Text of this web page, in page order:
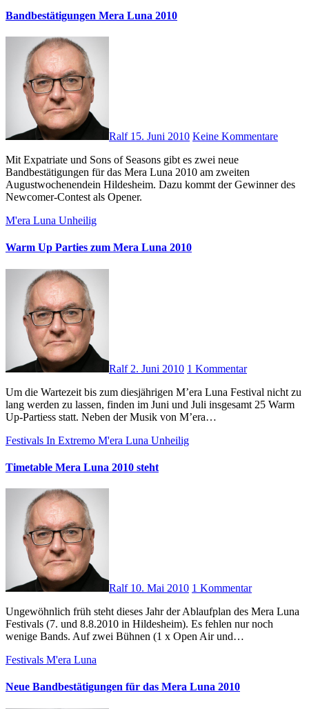
Bandbestätigungen Mera Luna 2010
Ralf 15. Juni 2010 Keine Kommentare
Mit Expatriate und Sons of Seasons gibt es zwei neue
Bandbestätigungen für das Mera Luna 2010 am zweiten
Augustwochenendein Hildesheim. Dazu kommt der Gewinner des
Newcomer-Contest als Opener.
M'era Luna Unheilig
Warm Up Parties zum Mera Luna 2010
Ralf 2. Juni 2010 1 Kommentar
Um die Wartezeit bis zum diesjährigen M’era Luna Festival nicht zu
lang werden zu lassen, finden im Juni und Juli insgesamt 25 Warm
Up-Partiess statt. Neben der Musik von M’era…
Festivals In Extremo M'era Luna Unheilig
Timetable Mera Luna 2010 steht
Ralf 10. Mai 2010 1 Kommentar
Ungewöhnlich früh steht dieses Jahr der Ablaufplan des Mera Luna
Festivals (7. und 8.8.2010 in Hildesheim). Es fehlen nur noch
wenige Bands. Auf zwei Bühnen (1 x Open Air und…
Festivals M'era Luna
Neue Bandbestätigungen für das Mera Luna 2010